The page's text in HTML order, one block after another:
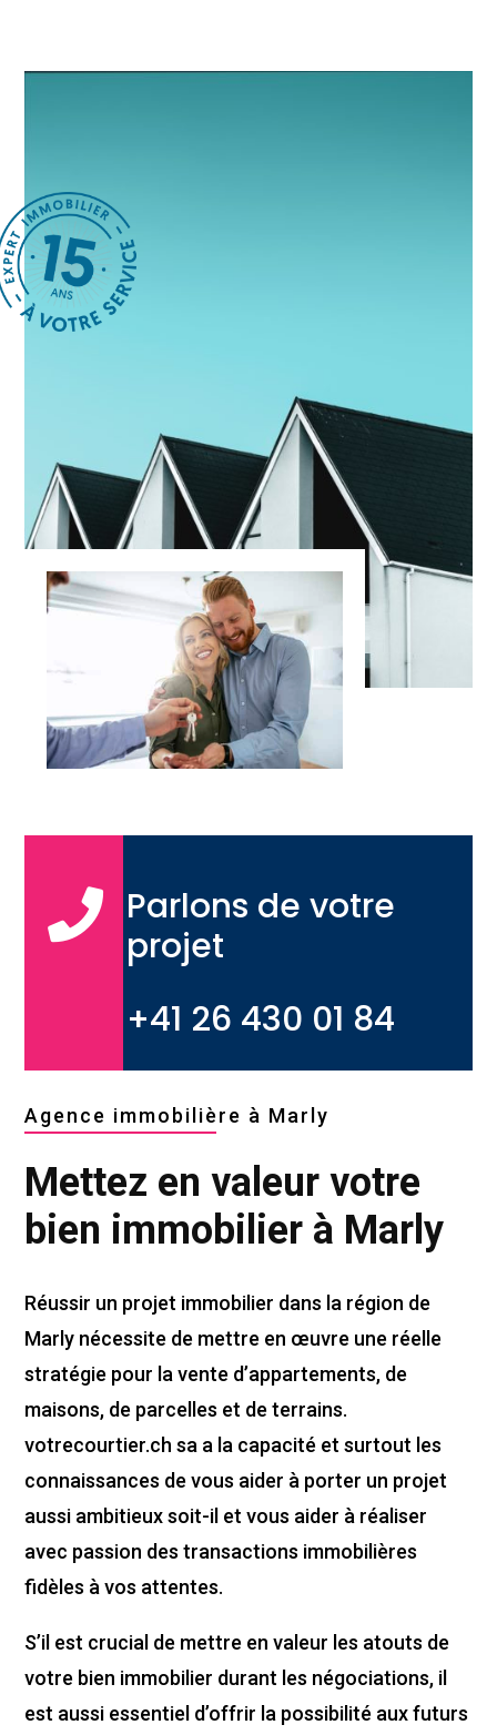
 Parlons de votre
projet
+41 26 430 01 84
Agence immobilière à Marly
Mettez en valeur votre
bien immobilier à Marly
Réussir un projet immobilier dans la région de
Marly nécessite de mettre en œuvre une réelle
stratégie pour la vente d’appartements, de
maisons, de parcelles et de terrains.
votrecourtier.ch sa a la capacité et surtout les
connaissances de vous aider à porter un projet
aussi ambitieux soit-il et vous aider à réaliser
avec passion des transactions immobilières
fidèles à vos attentes.
S’il est crucial de mettre en valeur les atouts de
votre bien immobilier durant les négociations, il
est aussi essentiel d’offrir la possibilité aux futurs